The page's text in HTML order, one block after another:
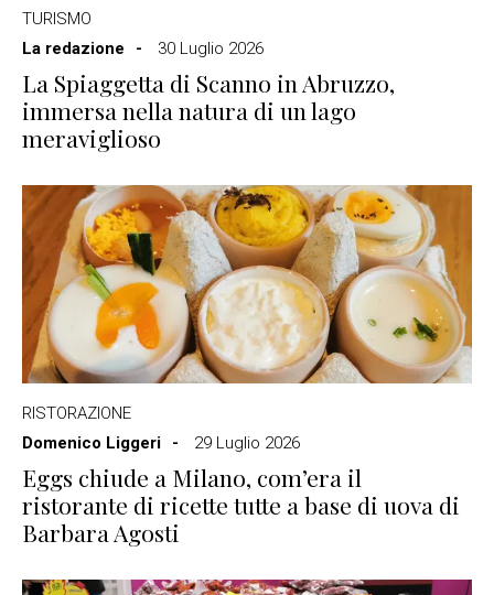
TURISMO
La redazione
30 Luglio 2026
La Spiaggetta di Scanno in Abruzzo,
immersa nella natura di un lago
meraviglioso
RISTORAZIONE
Domenico Liggeri
29 Luglio 2026
Eggs chiude a Milano, com’era il
ristorante di ricette tutte a base di uova di
Barbara Agosti